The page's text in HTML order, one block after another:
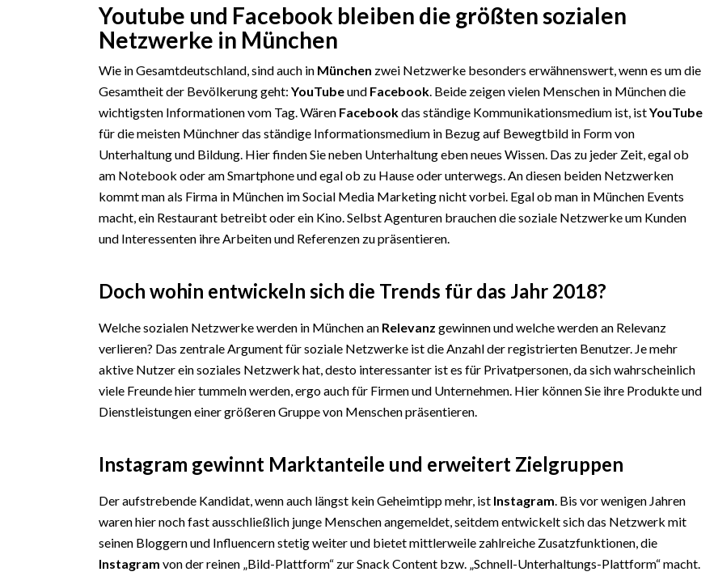
Youtube und Facebook bleiben die größten sozialen
Netzwerke in München
Wie in Gesamtdeutschland, sind auch in München zwei Netzwerke besonders erwähnenswert, wenn es um die
Gesamtheit der Bevölkerung geht: YouTubeund Facebook. Beide zeigen vielen Menschen in München die
wichtigsten Informationen vom Tag. Wären Facebookdas ständige Kommunikationsmedium ist, istYouTube
für die meisten Münchner das ständige Informationsmedium in Bezug auf Bewegtbild in Form von
Unterhaltung und Bildung. Hier finden Sie neben Unterhaltung eben neues Wissen. Das zu jeder Zeit, egal ob
am Notebook oder am Smartphone und egal ob zu Hause oder unterwegs. An diesen beiden Netzwerken
kommt man als Firma in München im Social Media Marketing nicht vorbei. Egal ob man in München Events
macht, ein Restaurant betreibt oder ein Kino. Selbst Agenturen brauchen die soziale Netzwerke um Kunden
und Interessenten ihre Arbeiten und Referenzen zu präsentieren.
Doch wohin entwickeln sich die Trends für das Jahr 2018?
Welche sozialen Netzwerke werden in München an Relevanz gewinnen und welche werden an Relevanz
verlieren? Das zentrale Argument für soziale Netzwerke ist die Anzahl der registrierten Benutzer. Je mehr
aktive Nutzer ein soziales Netzwerk hat, desto interessanter ist es für Privatpersonen, da sich wahrscheinlich
viele Freunde hier tummeln werden, ergo auch für Firmen und Unternehmen. Hier können Sie ihre Produkte und
Dienstleistungen einer größeren Gruppe von Menschen präsentieren.
Instagram gewinnt Marktanteile und erweitert Zielgruppen
Der aufstrebende Kandidat, wenn auch längst kein Geheimtipp mehr, ist Instagram. Bis vor wenigen Jahren
waren hier noch fast ausschließlich junge Menschen angemeldet, seitdem entwickelt sich das Netzwerk mit
seinen Bloggern und Influencern stetig weiter und bietet mittlerweile zahlreiche Zusatzfunktionen, die
Instagram von der reinen „Bild-Plattform“ zur Snack Content bzw. „Schnell-Unterhaltungs-Plattform“ macht.